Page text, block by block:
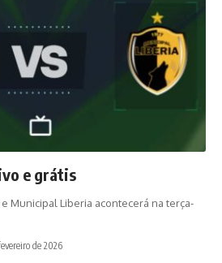
e grátis
Municipal Liberia acontecerá na terça-
de 2026